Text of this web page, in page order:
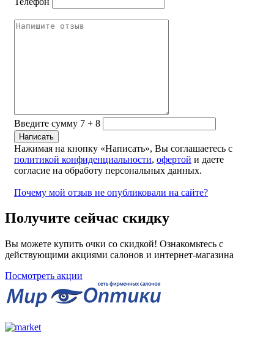
Введите сумму 7 + 8
Нажимая на кнопку «Написать», Вы соглашаетесь с
политикой конфиденциальности, офертой и даете
согласие на обработу персональных данных.
Почему мой отзыв не опубликовали на сайте?
Получите сейчас скидку
Вы можете купить очки со скидкой! Ознакомьтесь с
действующими акциями салонов и интернет-магазина
Посмотреть акции